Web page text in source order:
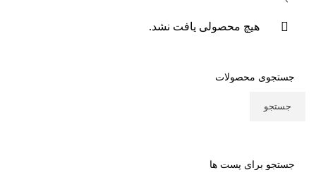
هیچ محصولی یافت نشد.
جستجو